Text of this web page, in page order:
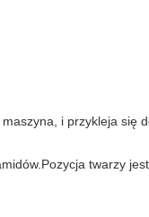
i przykleja się
twarzy